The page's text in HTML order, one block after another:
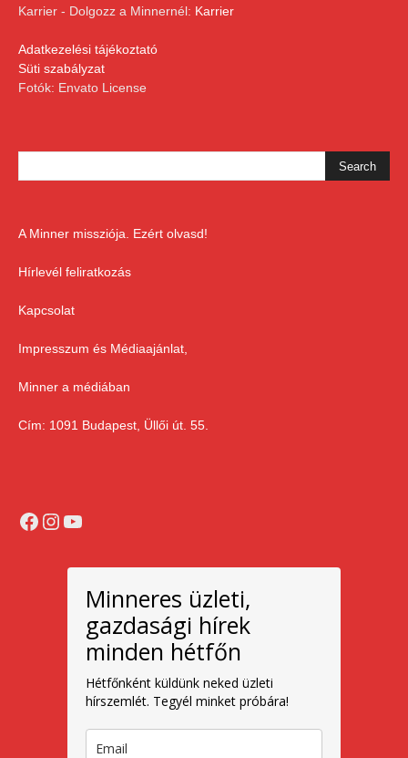
Karrier - Dolgozz a Minnernél: Karrier
Adatkezelési tájékoztató
Süti szabályzat
Fotók: Envato License
A Minner missziója. Ezért olvasd!
Hírlevél feliratkozás
Kapcsolat
Impresszum és Médiaajánlat,
Minner a médiában
Cím: 1091 Budapest, Üllői út. 55.
Facebook
Instagram
YouTube
Minneres üzleti,
gazdasági hírek
minden hétfőn
Hétfőnként küldünk neked üzleti
hírszemlét. Tegyél minket próbára!